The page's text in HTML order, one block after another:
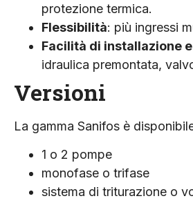
protezione termica.
Flessibilità: più ingressi
Facilità di installazione
idraulica premontata,
Versioni
La gamma Sanifos è
1 o 2 pompe
monofase o trifase
sistema di triturazione o